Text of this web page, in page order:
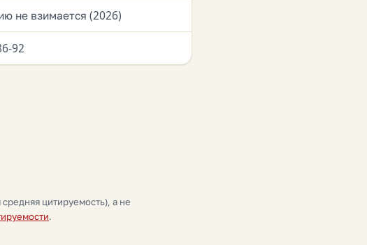
не взимается (2026)
92
цитируемость), а не
.